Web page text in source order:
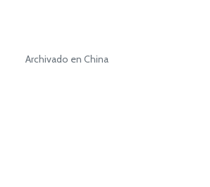
Archivado en China